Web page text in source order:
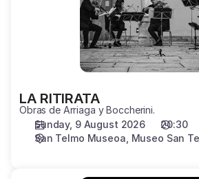
LA RITIRATA
Obras de Arriaga y Boccherini.
Sunday, 9 August 2026
20:30
San Telmo Museoa Museo San